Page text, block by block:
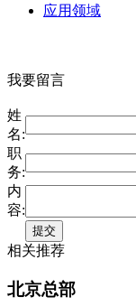
应用领域
我要留言
姓
名:
职
务:
内
容:
相关推荐
北京总部